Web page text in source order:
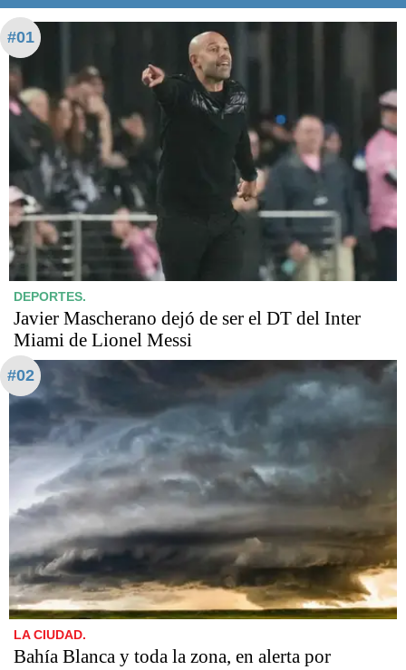
#01
DEPORTES.
Javier Mascherano dejó de ser el DT del Inter
Miami de Lionel Messi
#02
LA CIUDAD.
Bahía Blanca y toda la zona, en alerta por